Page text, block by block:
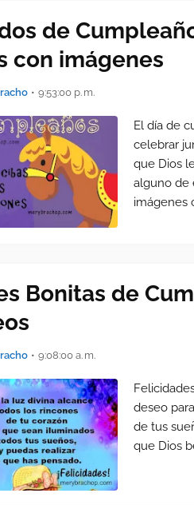
de
con imágenes
• 9:53:00 p. m.
El día de
celebrar
que Dios
alguno de
imágenes
Bonitas de
• 9:08:00 a. m.
deseo
de tus
que Dios